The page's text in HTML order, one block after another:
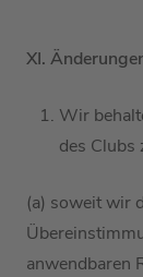
XI.
Wir
des Clubs
(a) soweitwir
anwendbaren